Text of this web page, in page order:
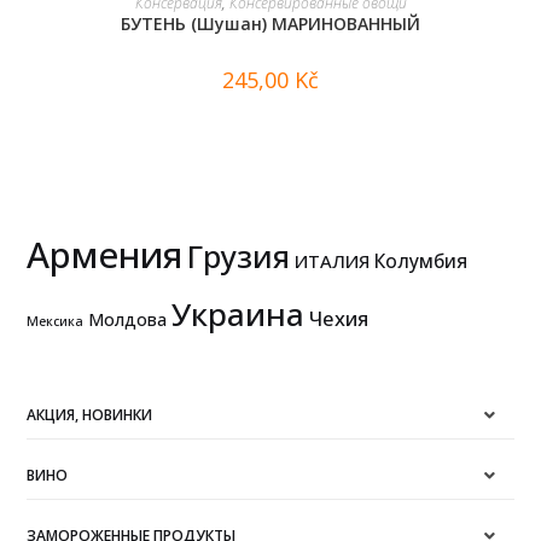
БУТЕНЬ (Шушан) МАРИНОВАННЫЙ
245,00 Kč
Армения Грузия ИТАЛИЯ Колумбия
Мексика Молдова Украина Чехия
АКЦИЯ, НОВИНКИ
ВИНО
ЗАМОРОЖЕННЫЕ ПРОДУКТЫ